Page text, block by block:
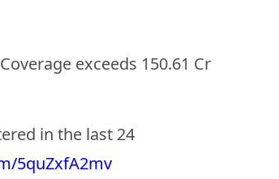
exceeds 150.61 Cr
in the last 24
5quZxfA2mv